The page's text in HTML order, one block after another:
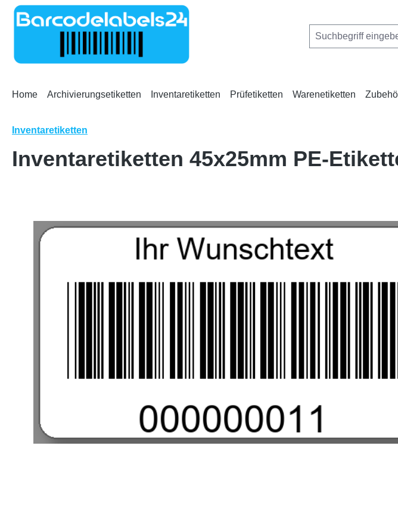
Hauptinhalt springen
Zur Suche springen
Zur Hauptnavigation springen
Home Archivierungsetiketten Inventaretiketten Prüfetiketten Warenetiketten
Inventaretiketten
Inventaretiketten 45x25mm PE-